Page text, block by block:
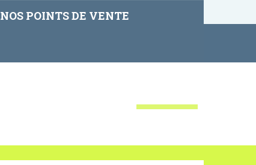
NOS POINTS DE VENTE